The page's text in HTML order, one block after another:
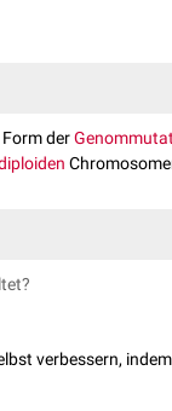
Form der
Monosomien sind
verbessern,